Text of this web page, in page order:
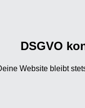
DSGVO
Website bleibt